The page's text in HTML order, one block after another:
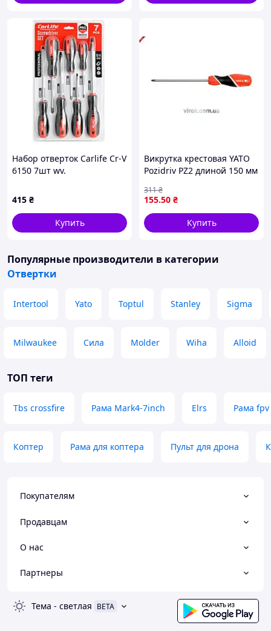
Набор отверток Carlife Cr-V
6150 7шт wv.
415 ₴
Купить
Викрутка крестовая YATO
Pozidriv PZ2 длиной 150 мм
использования и ремонта
инструментов
155.50 ₴
311₴
Купить
Популярные производители в категории
Отвертки
Intertool Yato Toptul Stanley Sigma
Milwaukee Сила Molder Wiha Alloid
ТОП теги
Tbs crossfire Рама Mark4-7inch Elrs Рама fpv
Коптер Рама для коптера Пульт для дрона
Покупателям
Продавцам
О нас
Партнеры
Тема - светлая BETA